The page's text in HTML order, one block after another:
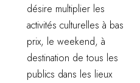
désire multiplier les
activités culturelles à bas
prix, le weekend, à
destination de tous les
publics dans les lieux